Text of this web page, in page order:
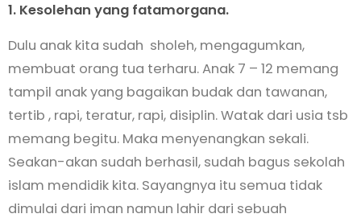
1. Kesolehan yang fatamorgana.
Dulu anak kita sudah sholeh, mengagumkan,
membuat orang tua terharu. Anak 7 – 12 memang
tampil anak yang bagaikan budak dan tawanan,
tertib , rapi, teratur, rapi, disiplin. Watak dari usia tsb
memang begitu. Maka menyenangkan sekali.
Seakan-akan sudah berhasil, sudah bagus sekolah
islam mendidik kita. Sayangnya itu semua tidak
dimulai dari iman namun lahir dari sebuah